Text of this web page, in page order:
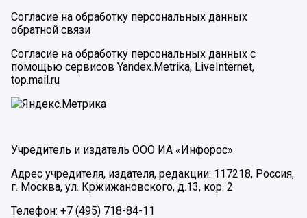
Согласие на обработку персональных данных
обратной связи
Согласие на обработку персональных данных с
помощью сервисов Yandex.Metrika, LiveInternet,
top.mail.ru
Учредитель и издатель ООО ИА «Инфорос».
Адрес учредителя, издателя, редакции: 117218, Россия,
г. Москва, ул. Кржижановского, д.13, кор. 2
Телефон: +7 (495) 718-84-11